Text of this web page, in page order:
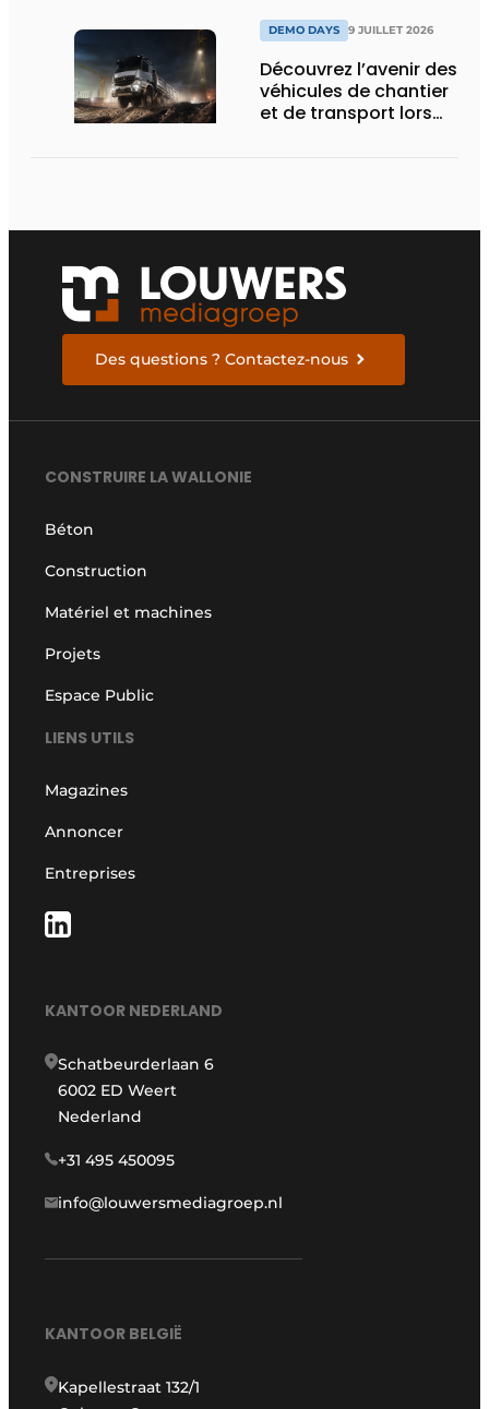
DEMO DAYS 9 JUILLET 2026
Découvrez l’avenir des
véhicules de chantier
et de transport lors
Des questions ? Contactez-nous
CONSTRUIRE LA WALLONIE
Béton
Construction
Matériel et machines
Projets
Espace Public
LIENS UTILS
Magazines
Annoncer
Entreprises
KANTOOR NEDERLAND
Schatbeurderlaan 6
6002 ED Weert
Nederland
+31 495 450095
info@louwersmediagroep.nl
KANTOOR BELGIË
Kapellestraat 132/1